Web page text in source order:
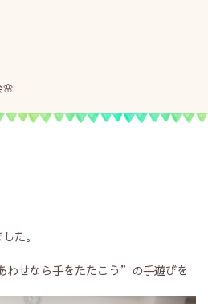
🌸
た。
わせなら手をたたこう”の手遊びを